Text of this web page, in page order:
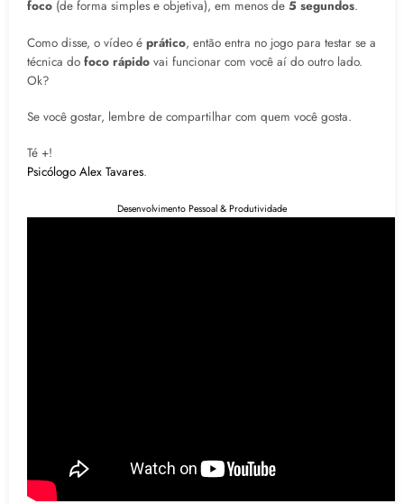
foco (de forma simples e objetiva), em menos de 5 segundos.
Como disse, o vídeo é prático, então entra no jogo para testar se a
técnica do foco rápido vai funcionar com você aí do outro lado.
Ok?
Se você gostar, lembre de compartilhar com quem você gosta.
Té +!
Psicólogo Alex Tavares.
Desenvolvimento Pessoal & Produtividade